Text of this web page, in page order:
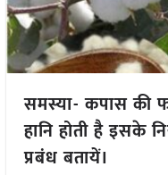
समस्या- कपास की
हानि होती है इसके
प्रबंध बतायें।